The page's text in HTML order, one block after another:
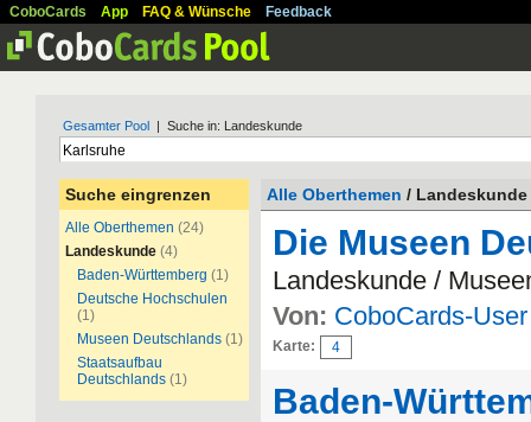
CoboCards App FAQ & Wünsche Feedback
Gesamter Pool | Suche in: Landeskunde
Suche eingrenzen
Alle Oberthemen (24)
Landeskunde (4)
Baden-Württemberg (1)
Deutsche Hochschulen
(1)
Museen Deutschlands (1)
Staatsaufbau
Deutschlands (1)
Alle Oberthemen / Landeskunde
Die Museen
Landeskunde /
Von: CoboCards-User
Karte: 4
Baden-